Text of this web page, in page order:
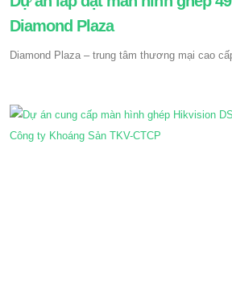
Diamond Plaza
Diamond Plaza – trung tâm thương mại cao